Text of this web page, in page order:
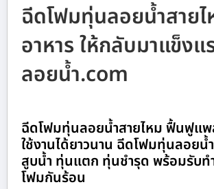
ฉีดโฟมทุ่นลอยน้ำสาย
อาหาร ให้กลับมาแข็ง
ลอยน้ำ.com
ฉีดโฟมทุ่นลอยน้ำสายไหม ฟื้นฟูแพ
ใช้งานได้ยาวนาน ฉีดโฟมทุ่นลอ
สูบน้ำ ทุ่นแตก ทุ่นชำรุด พร้อมรับท
โฟมกันร้อน